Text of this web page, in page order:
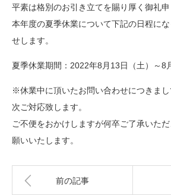
平素は格別のお引き立てを賜り厚く御礼申
本年度の夏季休業について下記の日程に
せします。
夏季休業期間：2022年8月13日（土）～8
※休業中に頂いたお問い合わせにつきま
次ご対応致します。
ご不便をおかけしますが何卒ご了承いた
願いいたします。
前の記事